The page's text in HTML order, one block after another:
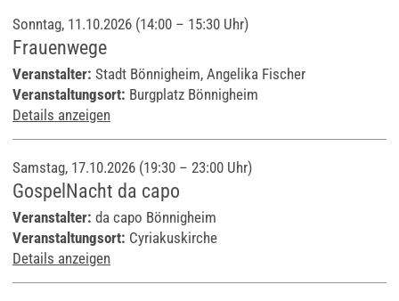
Sonntag, 11.10.2026 (14:00 – 15:30 Uhr)
Frauenwege
Veranstalter: Stadt Bönnigheim, Angelika Fischer
Veranstaltungsort: Burgplatz Bönnigheim
Details anzeigen
Samstag, 17.10.2026 (19:30 – 23:00 Uhr)
GospelNacht da capo
Veranstalter: da capo Bönnigheim
Veranstaltungsort: Cyriakuskirche
Details anzeigen